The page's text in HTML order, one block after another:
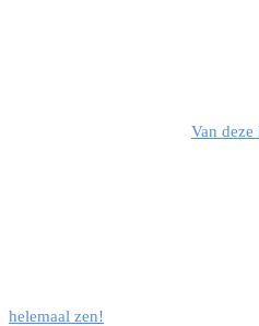
Van deze
helemaal zen!